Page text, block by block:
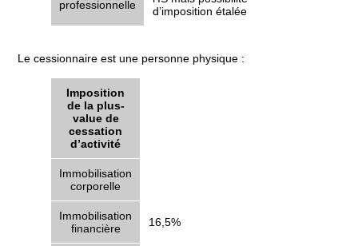
professionnelle
d’imposition étalée
Le cessionnaire est une personne physique :
Imposition
de la plus-
value de
cessation
d’activité
Immobilisation
corporelle
16,5%
Immobilisation
financière